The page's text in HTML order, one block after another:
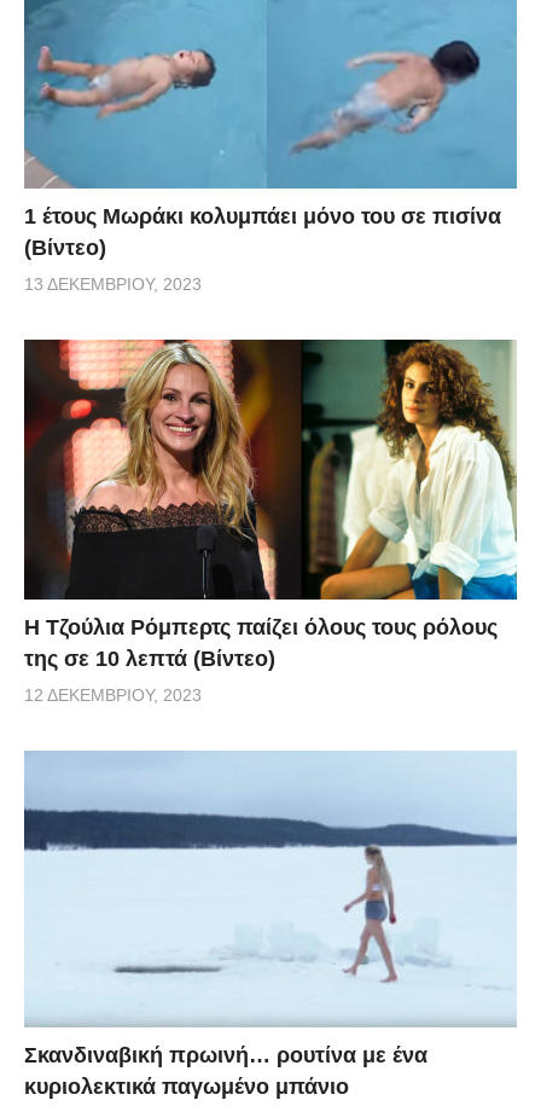
1 έτους Μωράκι κολυμπάει μόνο του σε πισίνα
(Βίντεο)
13 ΔΕΚΕΜΒΡΊΟΥ, 2023
Η Τζούλια Ρόμπερτς παίζει όλους τους ρόλους
της σε 10 λεπτά (Βίντεο)
12 ΔΕΚΕΜΒΡΊΟΥ, 2023
Σκανδιναβική πρωινή… ρουτίνα με ένα
κυριολεκτικά παγωμένο μπάνιο